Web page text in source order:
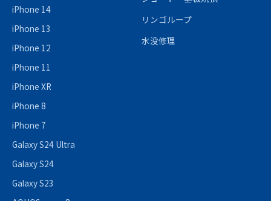
iPhone 14
iPhone 13
iPhone 12
iPhone 11
iPhone XR
iPhone 8
iPhone 7
Galaxy S24 Ultra
Galaxy S24
Galaxy S23
リンゴループ
水没修理